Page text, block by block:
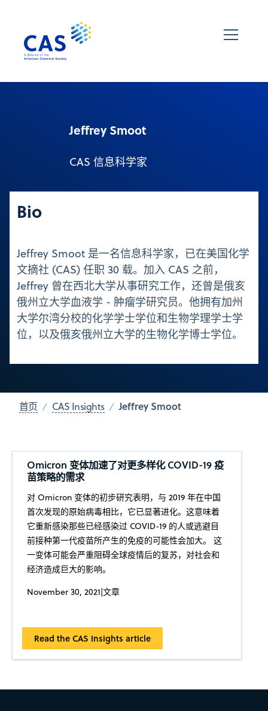
Jeffrey Smoot
CAS 信息科学家
Bio
Jeffrey Smoot 是一名信息科学家，已在美国化学
文摘社 (CAS) 任职 30 载。加入 CAS 之前，
Jeffrey 曾在西北大学从事研究工作，还曾是俄亥
俄州立大学血液学 - 肿瘤学研究员。他拥有加州
大学尔湾分校的化学学士学位和生物学理学士学
位，以及俄亥俄州立大学的生物化学博士学位。
首页 CAS Insights Jeffrey Smoot
Omicron 变体加速了对更多样化 COVID-19 疫
苗策略的需求
对 Omicron 变体的初步研究表明，与 2019 年在中国
首次发现的原始病毒相比，它已显著进化。这意味着
它重新感染那些已经感染过 COVID-19 的人或逃避目
前接种第一代疫苗所产生的免疫的可能性会加大。 这
一变体可能会严重阻碍全球疫情后的复苏，对社会和
经济造成巨大的影响。
November 30, 2021|文章
Read the CAS Insights article